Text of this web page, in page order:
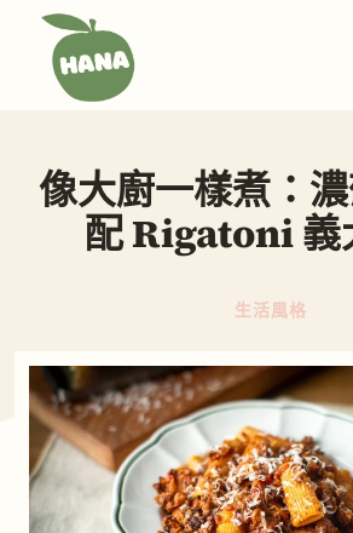
像大廚一樣煮：
配 Rigatoni 義
生活風格